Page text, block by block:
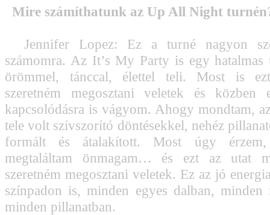
Mire számíthatunk az Up All Night
Jennifer Lopez: Ez a turné nagyon
számomra. Az It’s My Party is egy
örömmel, tánccal, élettel teli. Most is
szeretném megosztani veletek és közben
kapcsolódásra is vágyom. Ahogy mondtam,
tele volt szívszorító döntésekkel, nehéz
formált és átalakított. Most úgy
megtaláltam önmagam… és ezt az utat
szeretném megosztani veletek. Ez az jó
színpadon is, minden egyes dalban, minden
minden pillanatban.